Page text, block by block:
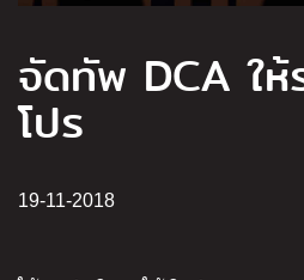
จัดทัพ DCA ใ
โปร
19-11-2018